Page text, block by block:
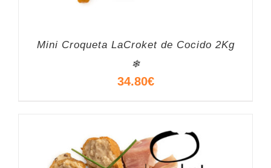
Mini Croqueta LaCroket de Cocido 2Kg
❄
34.80€